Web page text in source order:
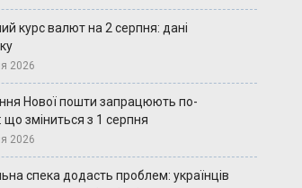
курс валют на 2 серпня: дані
2026
Нової пошти запрацюють по-
що зміниться з 1 серпня
2026
спека додасть проблем: українців